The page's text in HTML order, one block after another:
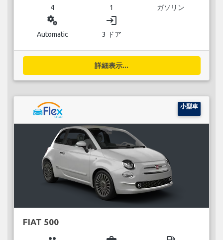
4 1 ガソリン
miscellaneous_services
Automatic
login
3 ドア
詳細表示...
小型車
FIAT 500